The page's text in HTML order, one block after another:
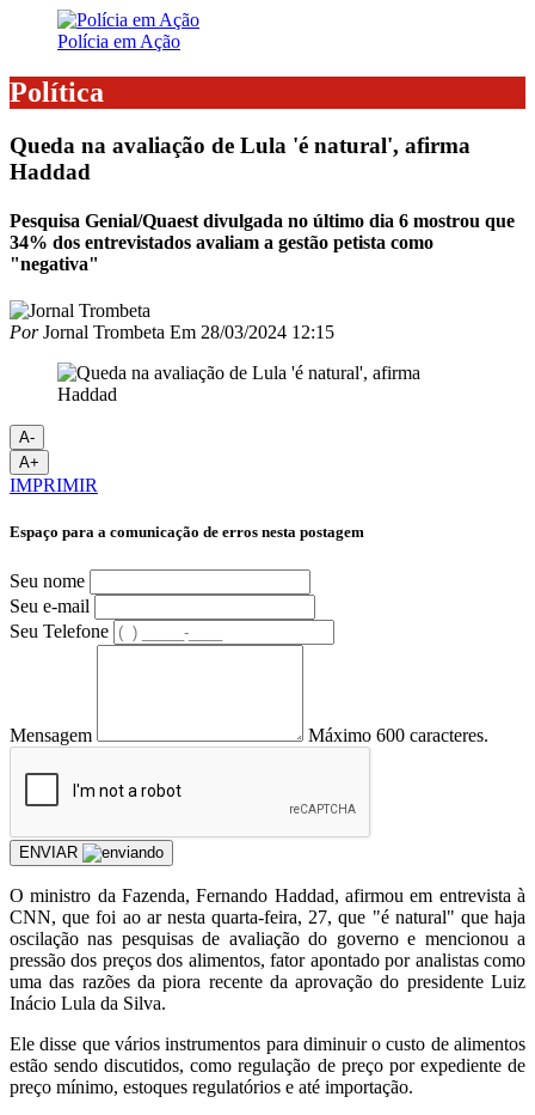
Polícia em Ação
Política
Queda na avaliação de Lula 'é natural', afirma
Haddad
Pesquisa Genial/Quaest divulgada no último dia 6 mostrou que
34% dos entrevistados avaliam a gestão petista como
"negativa"
PorJornal Trombeta Em 28/03/2024 12:15
A-
A+
IMPRIMIR
Espaço para a comunicação de erros nesta postagem
Seu nome
Seu e-mail
Seu Telefone
Mensagem Máximo 600 caracteres.
ENVIAR
Oministro da Fazenda, Fernando Haddad, afirmou em entrevista à
CNN, que foi ao ar nesta quarta-feira, 27, que "é natural" que haja
oscilação nas pesquisas de avaliação do governo e mencionou a
pressão dos preços dos alimentos, fator apontado por analistas como
uma das razões da piora recente da aprovação do presidente Luiz
Inácio Lula da Silva.
Ele disse que vários instrumentos para diminuir o custo de alimentos
estão sendo discutidos, como regulação de preço por expediente de
preço mínimo, estoques regulatórios e até importação.